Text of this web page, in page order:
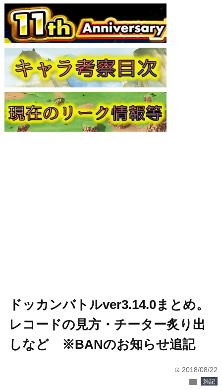
ドッカンバトルver3.14.0まとめ。
レコードの見方・チーター炙り出
しなど ※BANのお知らせ追記
time 2018/08/22
folder 雑記